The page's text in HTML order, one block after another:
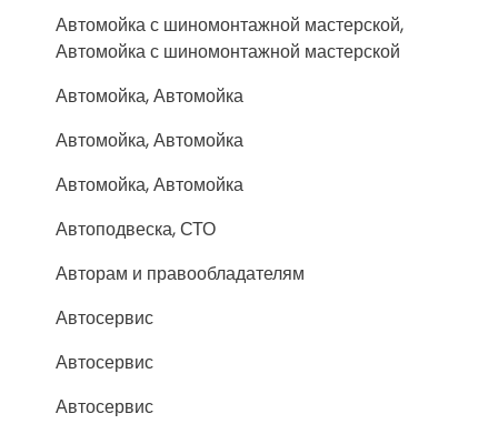
Автомойка с шиномонтажной мастерской,
Автомойка с шиномонтажной мастерской
Автомойка, Автомойка
Автомойка, Автомойка
Автомойка, Автомойка
Автоподвеска, СТО
Авторам и правообладателям
Автосервис
Автосервис
Автосервис